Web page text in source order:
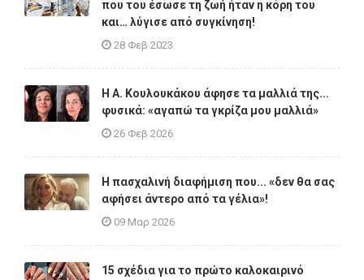
που του έσωσε τη ζωή ήταν η κόρη του
και… λύγισε από συγκίνηση!
28 Φεβ 2023
Η A. Κουλουκάκου άφησε τα μαλλιά της...
φυσικά: «αγαπώ τα γκρίζα μου μαλλιά»
26 Φεβ 2026
Η πασχαλινή διαφήμιση που... «δεν θα σας
αφήσει άντερο από τα γέλια»!
09 Μαρ 2026
15 σχέδια για το πρώτο καλοκαιρινό